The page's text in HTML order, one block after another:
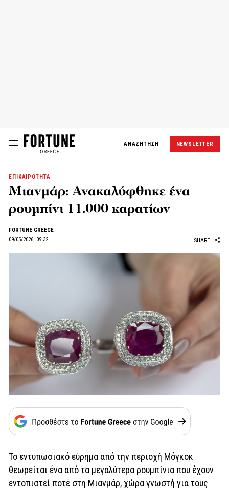
ΑΝΑΖΗΤΗΣΗ NEWSLETTER
ΕΠΙΚΑΙΡΟΤΗΤΑ
Μιανμάρ: Ανακαλύφθηκε ένα
ρουμπίνι 11.000 καρατίων
FORTUNE GREECE
09/05/2026, 09:32
SHARE
Το εντυπωσιακό εύρημα από την περιοχή Μόγκοκ
θεωρείται ένα από τα μεγαλύτερα ρουμπίνια που έχουν
εντοπιστεί ποτέ στη Μιανμάρ, χώρα γνωστή για τους